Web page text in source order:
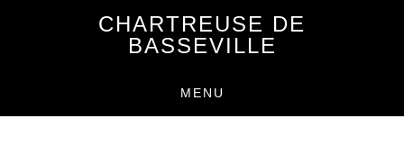
page
CHARTREUSE DE
BASSEVILLE
MENU